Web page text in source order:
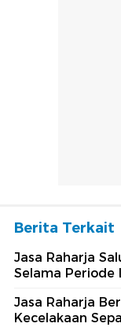
Berita Terkait
Jasa Raharja
Selama Periode
Jasa Raharja
Kecelakaan